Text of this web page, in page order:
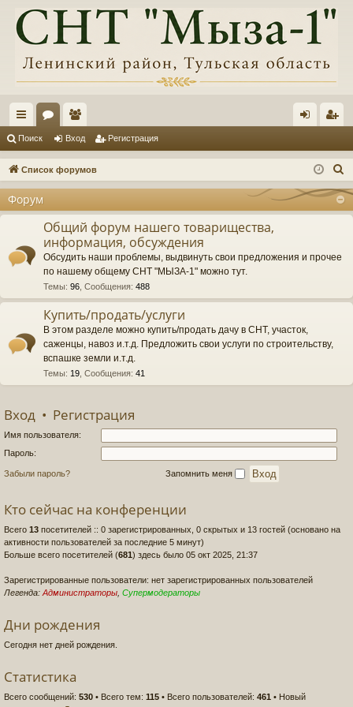
с
ы
и
ум
ол
ьз
ат
ел
и
д ис
ац
Поиск Вход Регистрация
Список форумов
Форум
Общий форум нашего товарищества,
информация, обсуждения
Обсудить наши проблемы, выдвинуть свои предложения и прочее
по нашему общему СНТ "МЫЗА-1" можно тут.
Темы: 96 Сообщения: 488
Купить/продать/услуги
В этом разделе можно купить/продать дачу в СНТ, участок,
саженцы, навоз и.т.д. Предложить свои услуги по строительству,
вспашке земли и.т.д.
Темы: 19 Сообщения: 41
Вход • Регистрация
Имя пользователя:
Пароль:
Забыли пароль? Запомнить меня
Кто сейчас на конференции
Всего 13 посетителей :: 0 зарегистрированных, 0 скрытых и 13 гостей (основано на
активности пользователей за последние 5 минут)
Больше всего посетителей (681) здесь было 05 окт 2025, 21:37
Зарегистрированные пользователи: нет зарегистрированных пользователей
Легенда: Администраторы Супермодераторы
Дни рождения
Сегодня нет дней рождения.
Статистика
Всего сообщений: 530 • Всего тем: 115 • Всего пользователей: 461 • Новый